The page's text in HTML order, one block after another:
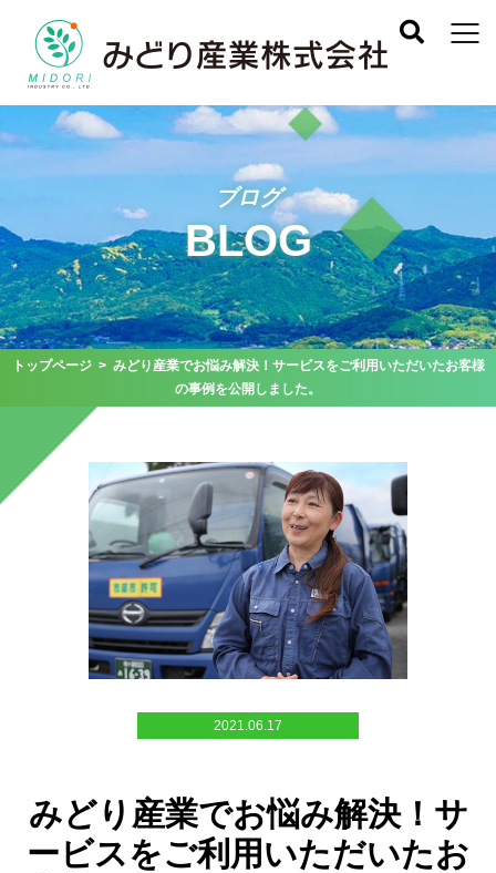
ブログ
BLOG
トップページ> みどり産業でお悩み解決！サービスをご利用いただいたお客様
の事例を公開しました。
2021.06.17
みどり産業でお悩み解決！サ
ービスをご利用いただいたお